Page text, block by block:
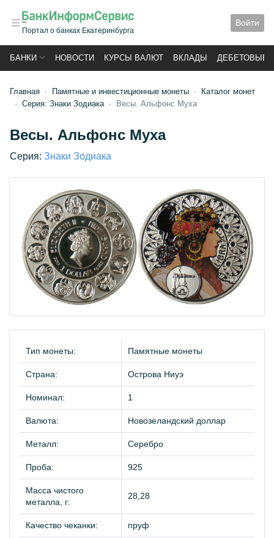
Портал о банках Екатеринбурга
Войти
БАНКИ НОВОСТИ КУРСЫ ВАЛЮТ ВКЛАДЫ ДЕБЕТОВЫЕ
Главная Памятные и инвестиционные монеты
Каталог монет
Серия: Знаки Зодиака
Весы. Альфонс Муха
Весы. Альфонс Муха
Серия: Знаки Зодиака
Тип монеты: Памятные монеты
Страна: Острова Ниуэ
Номинал: 1
Валюта: Новозеландский доллар
Металл: Серебро
Проба: 925
Масса чистого
металла, г:
28,28
Качество чеканки: пруф